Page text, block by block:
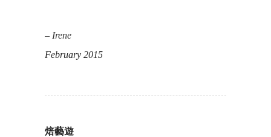
– Irene
February 2015
焙藝遊